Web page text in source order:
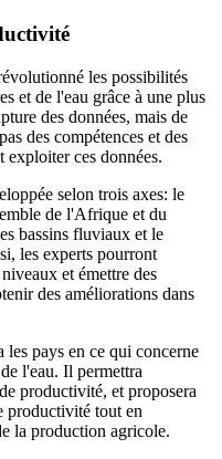
les possibilités
et de l'eau grâce à une plus
des données, mais de
des compétences et des
exploiter ces données.
selon trois axes: le
de l'Afrique et du
bassins fluviaux et le
les experts pourront
et émettre des
des améliorations dans
pays en ce qui concerne
l'eau. Il permettra
productivité, et proposera
productivité tout en
la production agricole.